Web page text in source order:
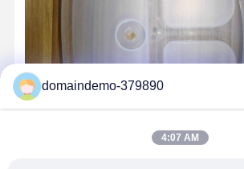
Καλούπι Πλαστικής Έγχυσης
Σκηνοθέτης οικιακής συσκευής
domaindemo-379890
4:07 AM